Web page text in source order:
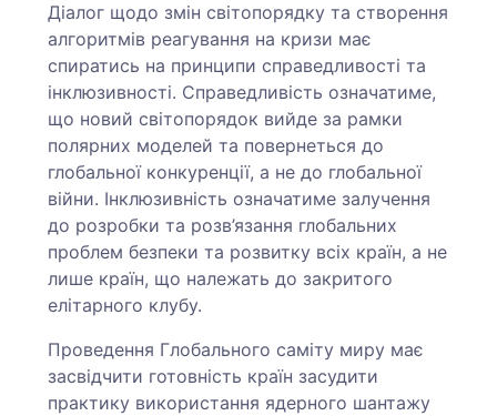
Діалог щодо змін світопорядку та створення
алгоритмів реагування на кризи має
спиратись на принципи справедливості та
інклюзивності. Справедливість означатиме,
що новий світопорядок вийде за рамки
полярних моделей та повернеться до
глобальної конкуренції, а не до глобальної
війни. Інклюзивність означатиме залучення
до розробки та розв’язання глобальних
проблем безпеки та розвитку всіх країн, а не
лише країн, що належать до закритого
елітарного клубу.
Проведення Глобального саміту миру має
засвідчити готовність країн засудити
практику використання ядерного шантажу